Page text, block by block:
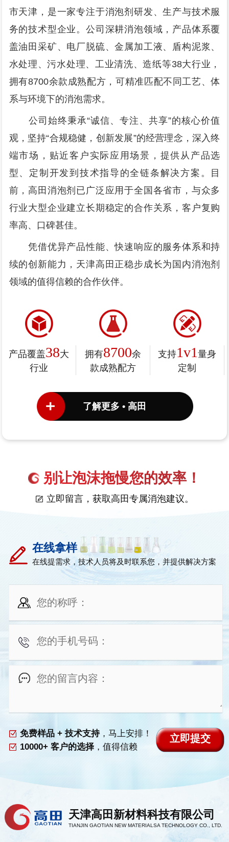
市天津，是一家专注于消泡剂研发、生产与技术服
务的技术型企业。公司深耕消泡领域，产品体系覆
盖油田采矿、电厂脱硫、金属加工液、盾构泥浆、
水处理、污水处理、工业清洗、造纸等38大行业，
拥有8700余款成熟配方，可精准匹配不同工艺、体
系与环境下的消泡需求。
公司始终秉承“诚信、专注、共享”的核心价值
观，坚持“合规稳健，创新发展”的经营理念，深入终
端市场，贴近客户实际应用场景，提供从产品选
型、定制开发到技术指导的全链条解决方案。目
前，高田消泡剂已广泛应用于全国各省市，与众多
行业大型企业建立长期稳定的合作关系，客户复购
率高、口碑甚佳。
凭借优异产品性能、快速响应的服务体系和持
续的创新能力，天津高田正稳步成长为国内消泡剂
领域的值得信赖的合作伙伴。
产品覆盖38大
行业
拥有8700余
款成熟配方
支持1v1 量身
定制
了解更多 • 高田
别让泡沫拖慢您的效率！
立即留言，获取高田专属消泡建议。
在线拿样
在线提需求，技术人员将及时联系您，并提供解决方案
免费样品 + 技术支持，马上安排！
10000+ 客户的选择，值得信赖
天津高田新材料科技有限公司
TIANJIN GAOTIAN NEW MATERIALSA TECHNOLOGY CO., LTD.